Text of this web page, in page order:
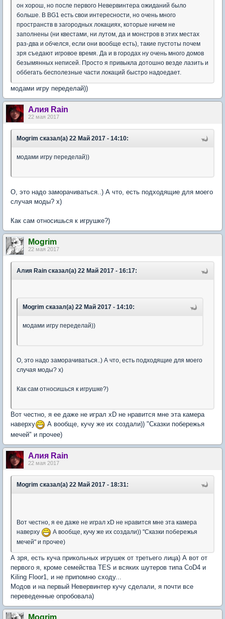
он хорош, но после первого Невервинтера ожиданий было
больше. В BG1 есть свои интересности, но очень много
пространств в загородных локациях, которые ничем не
заполнены (ни квестами, ни лутом, да и монстров в этих местах
раз-два и обчелся, если они вообще есть), такие пустоты почем
зря съедают игровое время. Да и в городах ну очень много домов
безымянных неписей. Просто я привыкла дотошно везде лазить и
оббегать бесполезные части локаций быстро надоедает.
модами игру переделай))
Алия Rain
22 мая 2017
Mogrim сказал(а) 22 Май 2017 - 14:10:
модами игру переделай))
О, это надо заморачиваться..) А что, есть подходящие для моего
случая моды? х)
Как сам относишься к игрушке?)
Mogrim
22 мая 2017
Алия Rain сказал(а) 22 Май 2017 - 16:17:
Mogrim сказал(а) 22 Май 2017 - 14:10:
модами игру переделай))
О, это надо заморачиваться..) А что, есть подходящие для моего
случая моды? х)
Как сам относишься к игрушке?)
Вот честно, я ее даже не играл xD не нравится мне эта камера
наверху
А вообще, кучу же их создали)) "Сказки побережья
мечей" и прочее)
Алия Rain
22 мая 2017
Mogrim сказал(а) 22 Май 2017 - 18:31:
Вот честно, я ее даже не играл xD не нравится мне эта камера
наверху
А вообще, кучу же их создали)) "Сказки побережья
мечей" и прочее)
А зря, есть куча прикольных игрушек от третьего лица) А вот от
первого я, кроме семейства TES и всяких шутеров типа CoD4 и
Kiling Floor1, и не припомню сходу...
Модов и на первый Невервинтер кучу сделали, я почти все
переведенные опробовала)
Mogrim